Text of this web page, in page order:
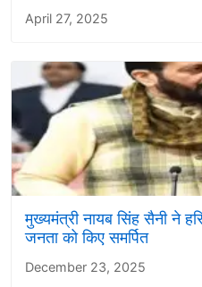
April 27, 2025
मुख्यमंत्री नायब सिंह सैनी ने
जनता को किए समर्पित
December 23, 2025